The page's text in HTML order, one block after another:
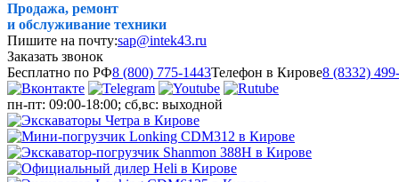
Продажа, ремонт
и обслуживание техники
Пишите на почту:sap@intek43.ru
Заказать звонок
Бесплатно по РФ8 (800) 775-1443Телефон в Кирове8 (8332)
пн-пт: 09:00-18:00; сб,вс: выходной